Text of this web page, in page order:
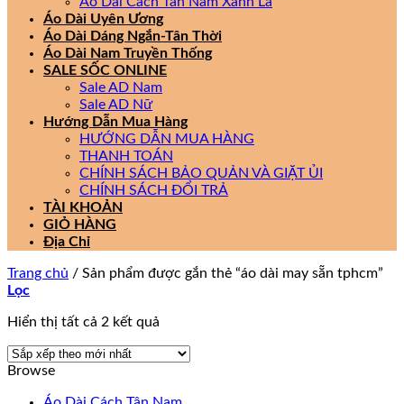
Áo Dài Uyên Ương
Áo Dài Dáng Ngắn-Tân Thời
Áo Dài Nam Truyền Thống
SALE SỐC ONLINE
Sale AD Nam
Sale AD Nữ
Hướng Dẫn Mua Hàng
HƯỚNG DẪN MUA HÀNG
THANH TOÁN
CHÍNH SÁCH BẢO QUẢN VÀ GIẶT ỦI
CHÍNH SÁCH ĐỔI TRẢ
TÀI KHOẢN
GIỎ HÀNG
Địa Chỉ
Trang chủ / Sản phẩm được gắn thẻ “áo dài may sẵn tphcm”
Lọc
Hiển thị tất cả 2 kết quả
xếp
Browse